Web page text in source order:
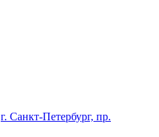
г. Санкт-Петербург, пр.